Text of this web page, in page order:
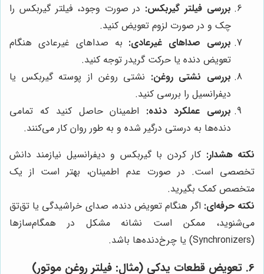
بررسی فیلتر گیربکس: در صورت وجود، فیلتر گیربکس را
چک و در صورت لزوم تعویض کنید.
بررسی صداهای غیرعادی: به صداهای غیرعادی هنگام
تعویض دنده یا حرکت گریدر توجه کنید.
بررسی نشتی روغن: نشتی روغن از پوسته گیربکس یا
دیفرانسیل را بررسی کنید.
بررسی عملکرد دنده: اطمینان حاصل کنید که تمامی
دنده‌ها به درستی درگیر شده و به طور روان کار می‌کنند.
نکته هشدار: کار کردن با گیربکس و دیفرانسیل نیازمند دانش
تخصصی است. در صورت عدم اطمینان، بهتر است از یک
متخصص کمک بگیرید.
نکته حرفه‌ای: اگر هنگام تعویض دنده، صدای خراشیدگی یا تق‌تق
می‌شنوید، ممکن است نشانه مشکل در همگام‌سازها
(Synchronizers) یا چرخ‌دنده‌ها باشد.
6. تعویض قطعات یدکی (مثال: فیلتر روغن موتور)